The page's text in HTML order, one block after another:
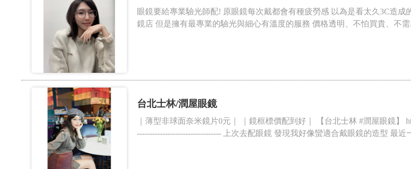
眼鏡要給專業驗光師配! 原眼鏡每次戴都會有種疲勞感 以為是看太久3C造
鏡店 但是擁有最專業的驗光與細心有溫度的服務 價格透明、不怕買貴、不需
台北士林/潤屋眼鏡
｜薄型非球面奈米鏡片0元｜ ｜鏡框標價配到好｜ 【台北士林 #潤屋眼鏡】
--------------------------------- 上次去配眼鏡 發現我好像蠻適合戴眼鏡的造型 最近